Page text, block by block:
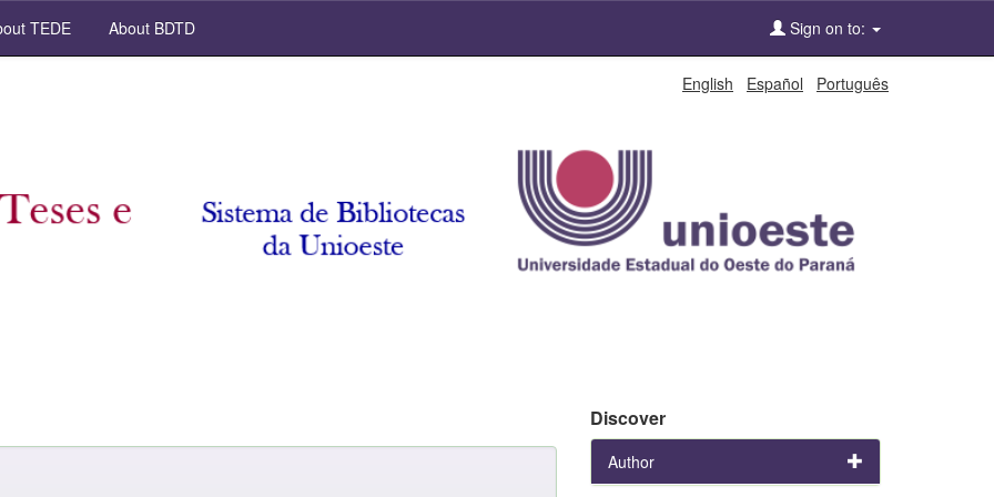
TEDE About BDTD Sign on to:
English Español Português
Discover
Author